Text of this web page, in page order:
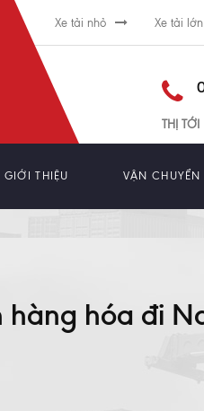
Xe tải nhỏ Xe tải lớn
THỊ TỚI
GIỚI THIỆU VẬN
hàng hóa đi